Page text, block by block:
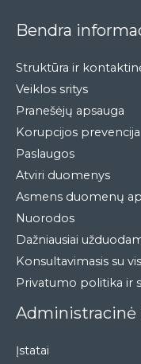
Bendra
Struktūra ir
Veiklos sritys
Pranešėjų apsauga
Korupcijos prevencija
Paslaugos
Atviri duomenys
Asmens duomenų
Nuorodos
Dažniausiai
Konsultavimasis su
Privatumo politika ir
Administracinė
Įstatai